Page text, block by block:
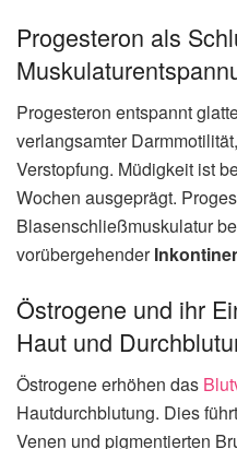
Progesteron als
Progesteron entspannt
verlangsamter
Verstopfung. Müdigkeit ist
Wochen ausgeprägt.
Blasenschließmuskulatur
vorübergehender
Östrogene und ihr
Haut und
Östrogene erhöhen das
Hautdurchblutung. Dies
Venen und pigmentierten